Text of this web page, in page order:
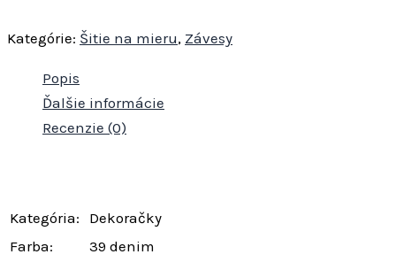
Kategórie: Šitie na mieru, Závesy
Popis
Ďalšie informácie
Recenzie (0)
Kategória:
Dekoračky
Farba:
39 denim